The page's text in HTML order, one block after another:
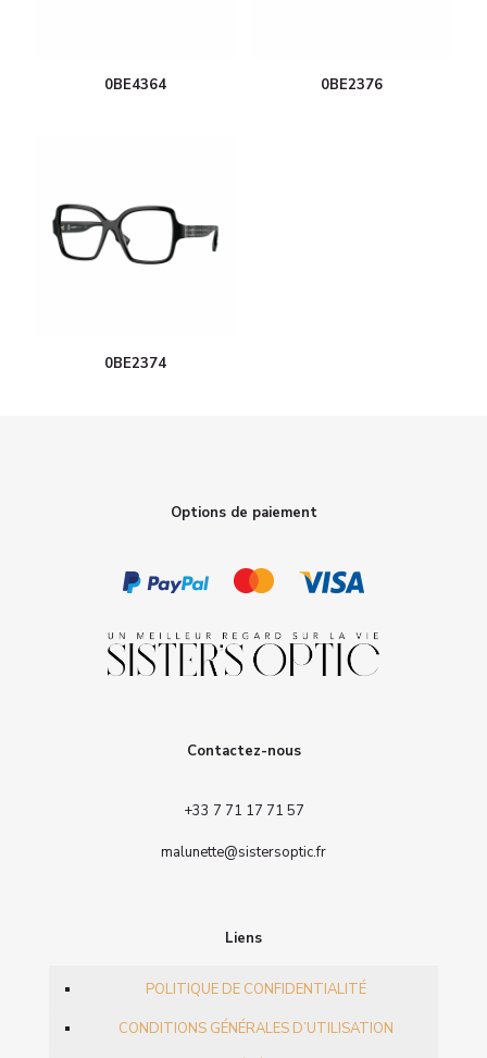
0BE4364 0BE2376
0BE2374
Options de paiement
Contactez-nous
+33 7 71 17 71 57
malunette@sistersoptic.fr
Liens
POLITIQUE DE CONFIDENTIALITÉ
CONDITIONS GÉNÉRALES D’UTILISATION